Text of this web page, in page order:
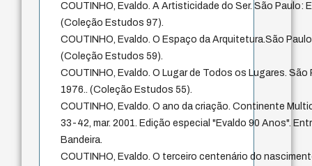
COUTINHO, Evaldo. A Artisticidade do Ser. São Paulo:
(Coleção Estudos 97).
COUTINHO, Evaldo. O Espaço da Arquitetura.São
(Coleção Estudos 59).
COUTINHO, Evaldo. O Lugar de Todos os Lugares.
1976.. (Coleção Estudos 55).
COUTINHO, Evaldo. O ano da criação. Continente
33-42, mar. 2001. Edição especial "Evaldo 90 Anos".
Bandeira.
COUTINHO, Evaldo. O terceiro centenário do